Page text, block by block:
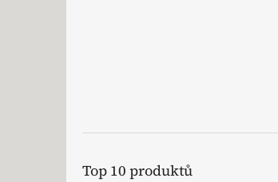
Top 10 produktů